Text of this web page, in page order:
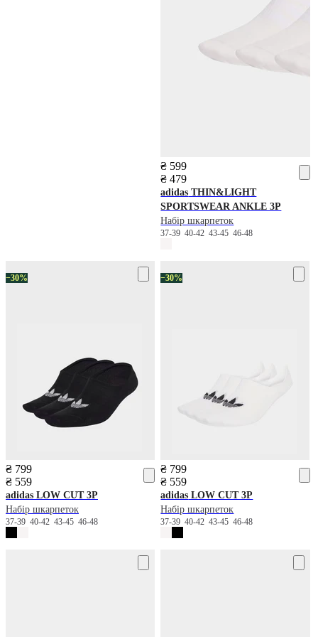
₴ 599
₴ 479
adidas THIN&LIGHT
SPORTSWEAR ANKLE 3P
Набір шкарпеток
37-3940-4243-4546-48
−30%
₴ 799
₴ 559
adidas LOW CUT 3P
Набір шкарпеток
37-39 40-42 43-45 46-48
−30%
₴ 799
₴ 559
adidas LOW CUT 3P
Набір шкарпеток
37-3940-4243-4546-48